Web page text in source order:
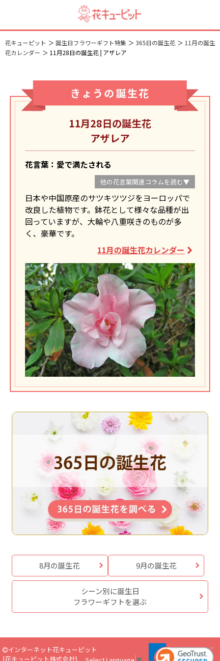
花キューピット 誕生日フラワーギフト特集 365日の誕生花
11月の誕生
花カレンダー
11月28日の誕生花 | アザレア
きょうの誕生花
11月28日の誕生花
アザレア
花言葉：愛で満たされる
他の花言葉関連コラムを読む▼
日本や中国原産のサツキツツジをヨーロッパで
改良した植物です。鉢花として様々な品種が出
回っていますが、大輪や八重咲きのものが多
く、豪華です。
11月の誕生花カレンダー
8月の誕生花 9月の誕生花
シーン別に誕生日
フラワーギフトを選ぶ
インターネット花キューピット
[花キューピット株式会社]